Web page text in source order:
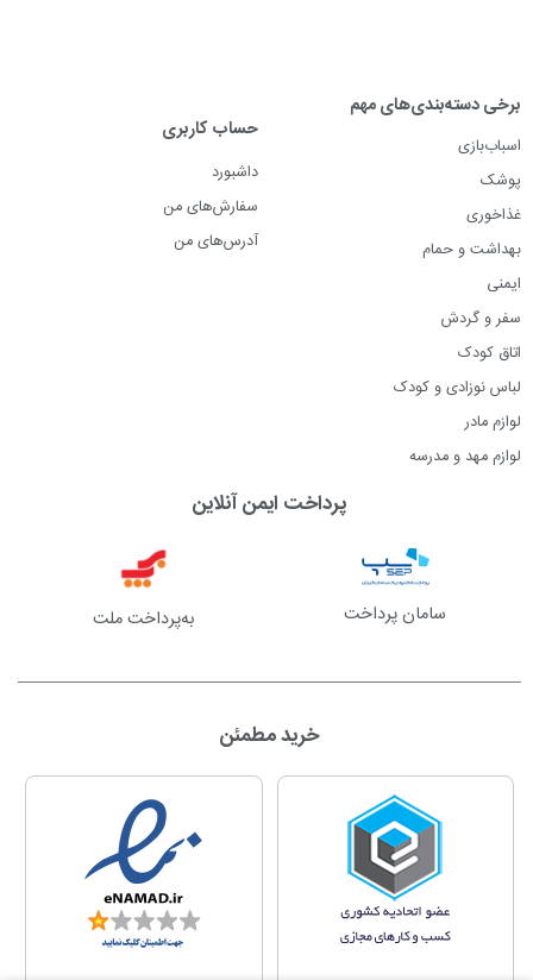
برخی دسته‌بندی‌های مهم
اسباب‌بازی
پوشک
غذاخوری
بهداشت و حمام
ایمنی
سفر و گردش
اتاق کودک
لباس نوزادی و کودک
لوازم مادر
لوازم مهد و مدرسه
حساب کاربری
داشبورد
سفارش‌های من
آدرس‌های من
پرداخت ایمن آنلاین
سامان پرداخت به‌پرداخت ملت
خرید مطمئن